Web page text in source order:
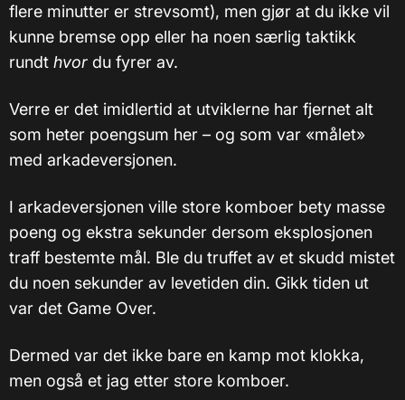
flere minutter er strevsomt), men gjør at du ikke vil
kunne bremse opp eller ha noen særlig taktikk
rundt hvor du fyrer av.
Verre er det imidlertid at utviklerne har fjernet alt
som heter poengsum her – og som var «målet»
med arkadeversjonen.
I arkadeversjonen ville store komboer bety masse
poeng og ekstra sekunder dersom eksplosjonen
traff bestemte mål. Ble du truffet av et skudd mistet
du noen sekunder av levetiden din. Gikk tiden ut
var det Game Over.
Dermed var det ikke bare en kamp mot klokka,
men også et jag etter store komboer.